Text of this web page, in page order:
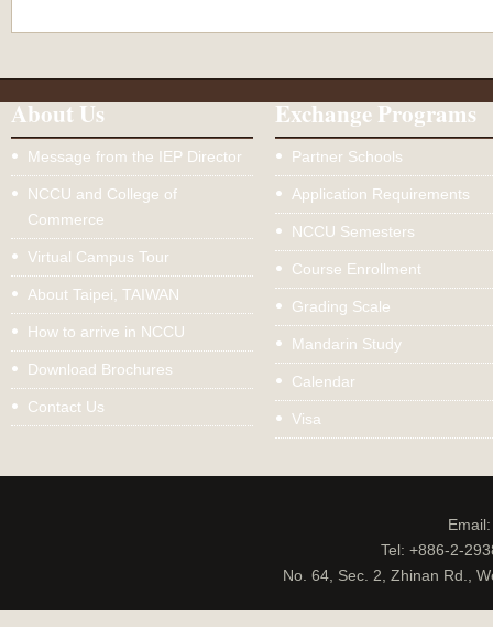
About Us
Message from the IEP Director
NCCU and College of
Commerce
Virtual Campus Tour
About Taipei, TAIWAN
How to arrive in NCCU
Download Brochures
Contact Us
Exchange Programs
Partner Schools
Application Requirements
NCCU Semesters
Course Enrollment
Grading Scale
Mandarin Study
Calendar
Visa
Tel: +886-2-
No. 64, Sec. 2, Zhinan Rd.,